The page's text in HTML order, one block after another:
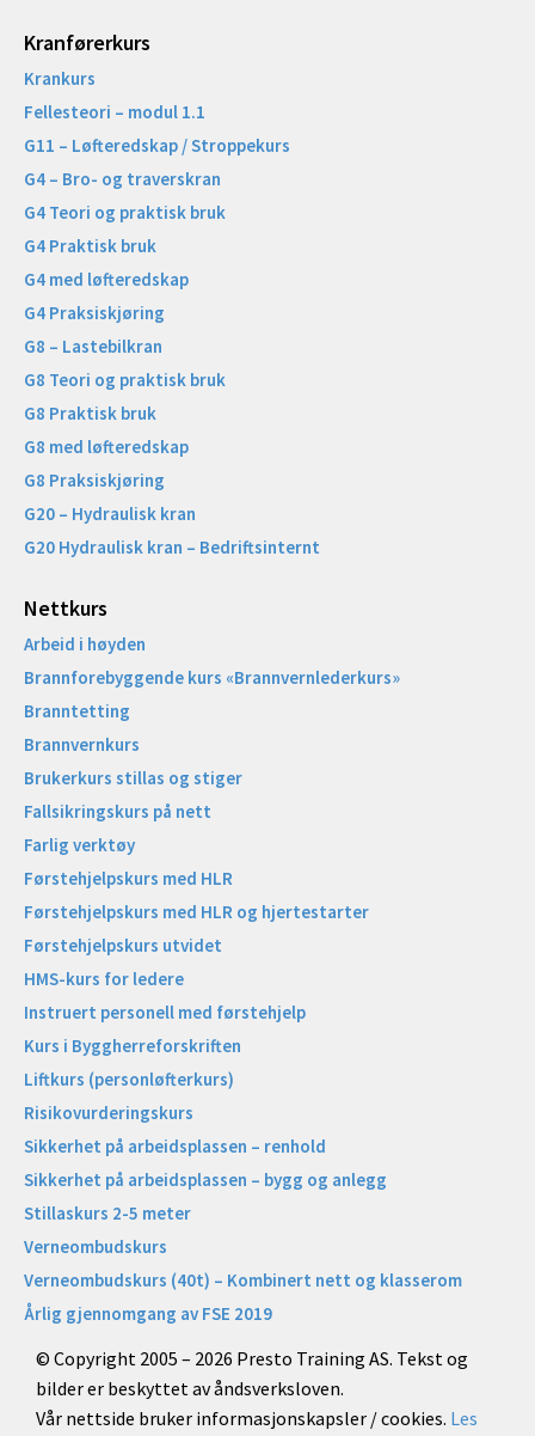
Kranførerkurs
Krankurs
Fellesteori – modul 1.1
G11 – Løfteredskap / Stroppekurs
G4 – Bro- og traverskran
G4 Teori og praktisk bruk
G4 Praktisk bruk
G4 med løfteredskap
G4 Praksiskjøring
G8 – Lastebilkran
G8 Teori og praktisk bruk
G8 Praktisk bruk
G8 med løfteredskap
G8 Praksiskjøring
G20 – Hydraulisk kran
G20 Hydraulisk kran – Bedriftsinternt
Nettkurs
Arbeid i høyden
Brannforebyggende kurs «Brannvernlederkurs»
Branntetting
Brannvernkurs
Brukerkurs stillas og stiger
Fallsikringskurs på nett
Farlig verktøy
Førstehjelpskurs med HLR
Førstehjelpskurs med HLR og hjertestarter
Førstehjelpskurs utvidet
HMS-kurs for ledere
Instruert personell med førstehjelp
Kurs i Byggherreforskriften
Liftkurs (personløfterkurs)
Risikovurderingskurs
Sikkerhet på arbeidsplassen – renhold
Sikkerhet på arbeidsplassen – bygg og anlegg
Stillaskurs 2-5 meter
Verneombudskurs
Verneombudskurs (40t) – Kombinert nett og klasserom
Årlig gjennomgang av FSE 2019
© Copyright 2005 – 2026 Presto Training AS. Tekst og
bilder er beskyttet av åndsverksloven.
Vår nettside bruker informasjonskapsler / cookies. Les